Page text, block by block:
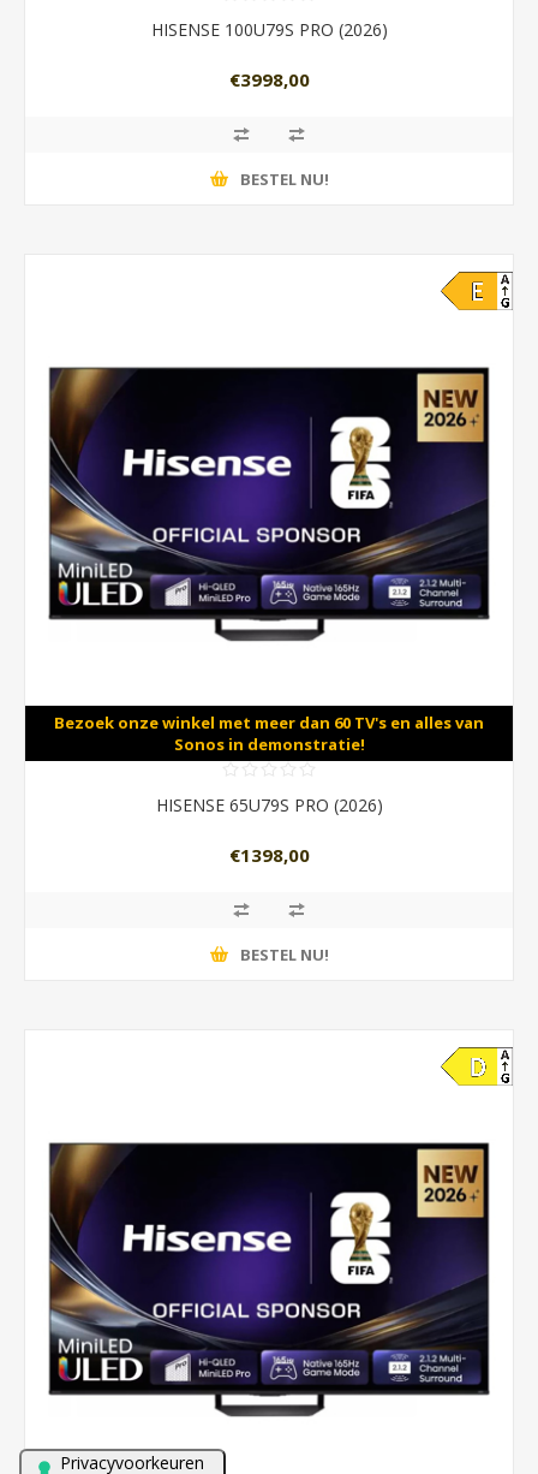
HISENSE 100U79S PRO (2026)
€3998,00
BESTEL NU!
Bezoek onze winkel met meer dan 60 TV's en alles van
Sonos in demonstratie!
HISENSE 65U79S PRO (2026)
€1398,00
BESTEL NU!